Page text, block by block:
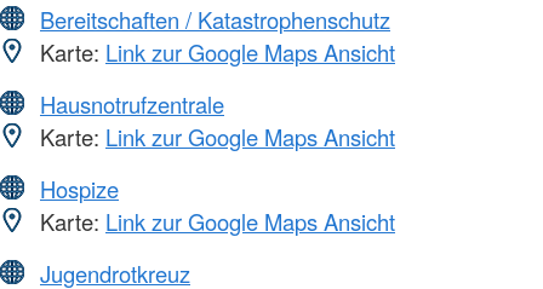
Bereitschaften / Katastrophenschutz
Karte: Link zur Google Maps Ansicht
Hausnotrufzentrale
Karte: Link zur Google Maps Ansicht
Hospize
Karte: Link zur Google Maps Ansicht
Jugendrotkreuz